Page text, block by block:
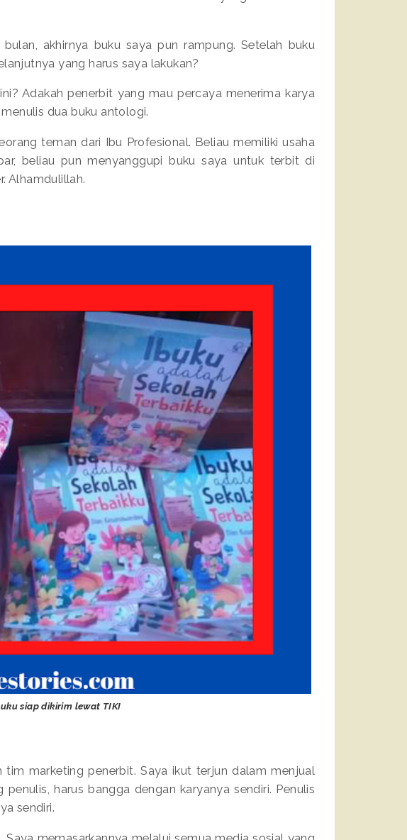
akhirnya buku saya pun rampung. Setelah buku
yang harus saya lakukan?
Adakah penerbit yang mau percaya menerima karya
dua buku antologi.
teman dari Ibu Profesional. Beliau memiliki usaha
beliau pun menyanggupi buku saya untuk terbit di
Alhamdulillah.
siap dikirim lewat TIKI
marketing penerbit. Saya ikut terjun dalam menjual
harus bangga dengan karyanya sendiri. Penulis
sendiri.